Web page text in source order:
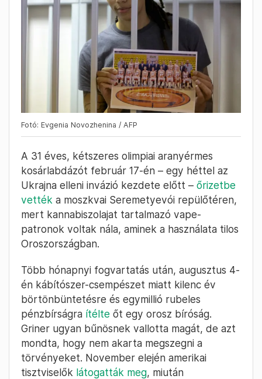
Fotó: Evgenia Novozhenina / AFP
A 31 éves, kétszeres olimpiai aranyérmes
kosárlabdázót február 17-én – egy héttel az
Ukrajna elleni invázió kezdete előtt – őrizetbe
vették a moszkvai Seremetyevói repülőtéren,
mert kannabiszolajat tartalmazó vape-
patronok voltak nála, aminek a használata tilos
Oroszországban.
Több hónapnyi fogvartatás után, augusztus 4-
én kábítószer-csempészet miatt kilenc év
börtönbüntetésre és egymillió rubeles
pénzbírságra ítélte őt egy orosz bíróság.
Griner ugyan bűnösnek vallotta magát, de azt
mondta, hogy nem akarta megszegni a
törvényeket. November elején amerikai
tisztviselők látogatták meg, miután